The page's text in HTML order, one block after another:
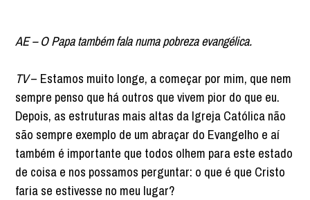
AE – O Papa também fala numa pobreza evangélica.
TV– Estamos muito longe, a começar por mim, que nem
sempre penso que há outros que vivem pior do que eu.
Depois, as estruturas mais altas da Igreja Católica não
são sempre exemplo de um abraçar do Evangelho e aí
também é importante que todos olhem para este estado
de coisa e nos possamos perguntar: o que é que Cristo
faria se estivesse no meu lugar?